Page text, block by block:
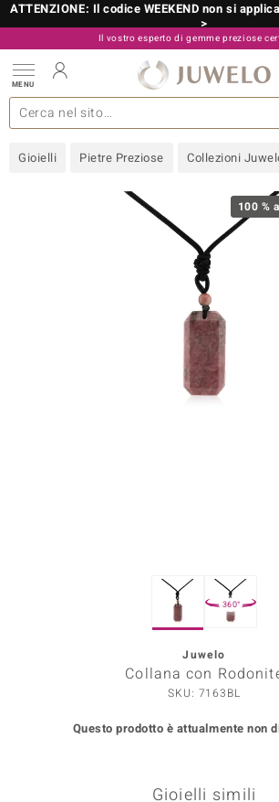
ATTENZIONE: Il codice WEEKEND non si
>
Il vostro esperto di gemme preziose
800 986 787
MENU
Gioielli Pietre Preziose Collezioni
gioielli Design Metallo prezioso
più importanti Pietre preziose per colore
Informazioni generali
Acquistare in diretta Juwelo
100 %
360°
Juwelo
Collana con
SKU: 7163BL
Questo prodotto è attualmente non
Gioielli simili